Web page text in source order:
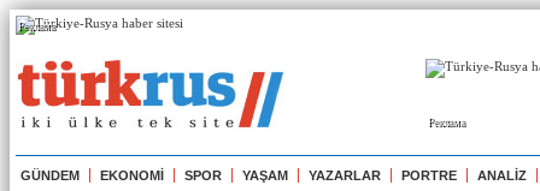
Реклама
Реклама
GÜNDEM EKONOMİ SPOR YAŞAM YAZARLAR PORTRE ANALİZ